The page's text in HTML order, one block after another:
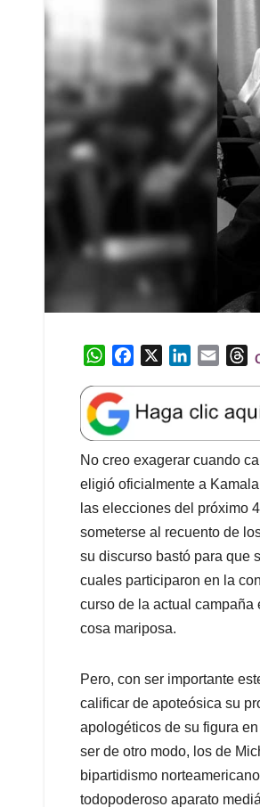
W
a
t
s
A
p
p
e
b
o
o
k
k
e
d
I
n
l
T
e
a
d
s
No creo exagerar cuando
eligió oficialmente a
las elecciones del próximo
someterse al recuento de
su discurso bastó para que
cuales participaron en la
curso de la actual campaña
cosa mariposa.
Pero, con ser importante
calificar de apoteósica su
apologéticos de su figura
ser de otro modo, los de
bipartidismo
todopoderoso aparato